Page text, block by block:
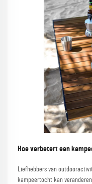
Hoe verbetert een
Liefhebbers van
kampeertocht kan